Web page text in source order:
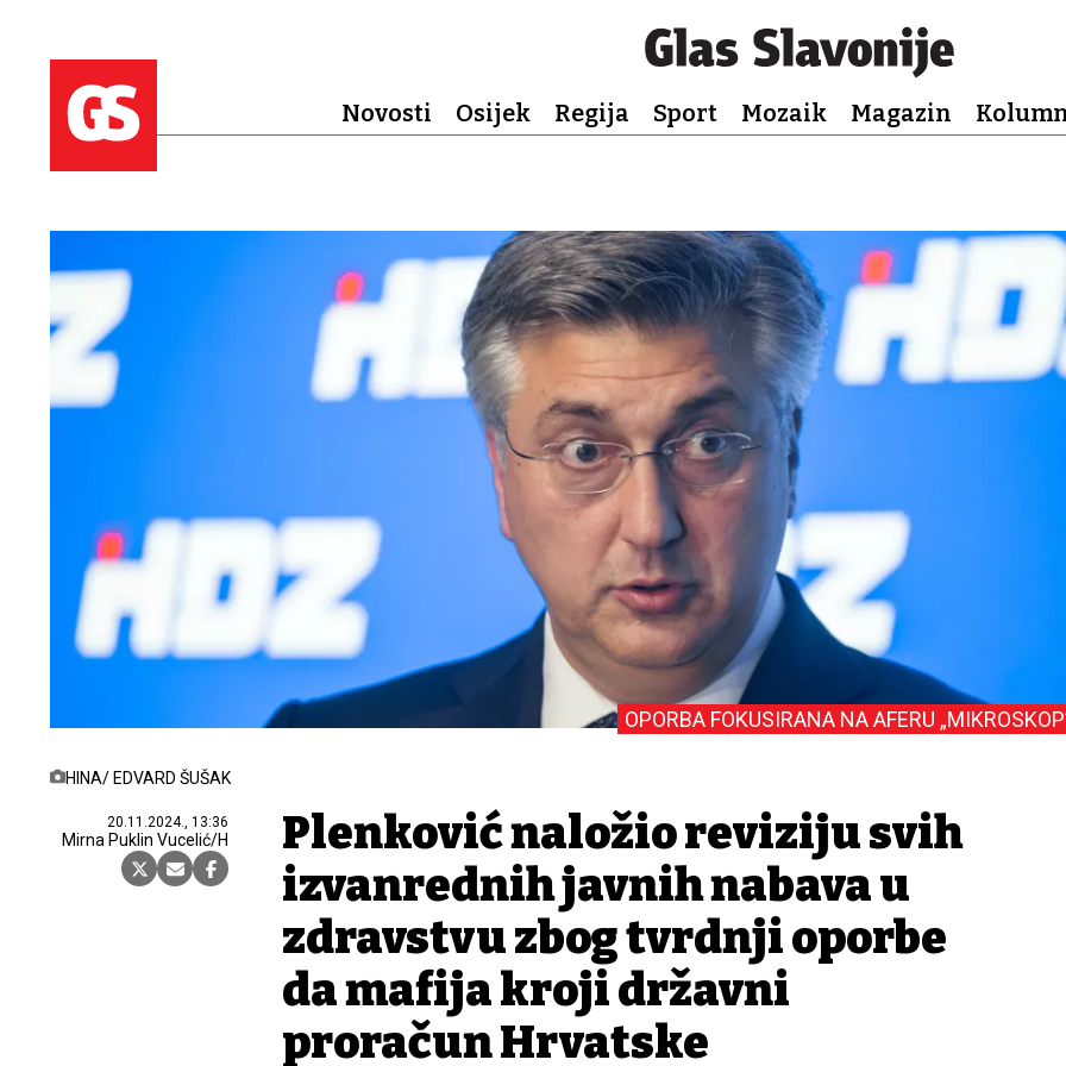
Novosti Osijek Regija Sport Mozaik Magazin
HINA/ EDVARD ŠUŠAK
20.11.2024., 13:36
Mirna Puklin Vucelić/H
OPORBA FOKUSIRANA NA AFERU
Plenković naložio reviziju svih
izvanrednih javnih nabava u
zdravstvu zbog tvrdnji oporbe
da mafija kroji državni
proračun Hrvatske